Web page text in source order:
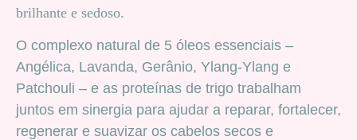
brilhante e sedoso.
O complexo natural de 5 óleos essenciais –
Angélica, Lavanda, Gerânio, Ylang-Ylang e
Patchouli – e as proteínas de trigo trabalham
juntos em sinergia para ajudar a reparar, fortalecer,
regenerar e suavizar os cabelos secos e